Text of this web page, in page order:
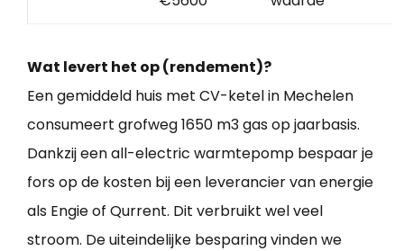
Wat levert het op (rendement)?
Een gemiddeld huis met CV-ketel in Mechelen
consumeert grofweg 1650 m3 gas op jaarbasis.
Dankzij een all-electric warmtepomp bespaar je
fors op de kosten bij een leverancier van energie
als Engie of Qurrent. Dit verbruikt wel veel
stroom. De uiteindelijke besparing vinden we